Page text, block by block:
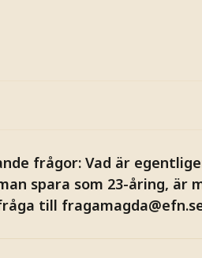
frågor: Vad är
spara som 23-åring,
till